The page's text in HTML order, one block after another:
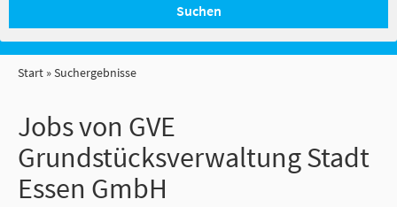
Suchen
Start Suchergebnisse
Jobs von GVE
Grundstücksverwaltung Stadt
Essen GmbH